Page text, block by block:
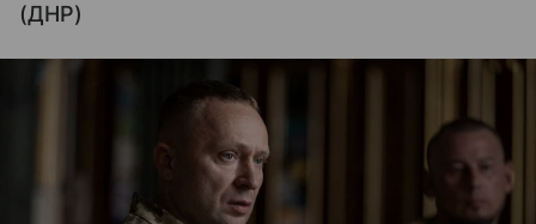
(ДНР)